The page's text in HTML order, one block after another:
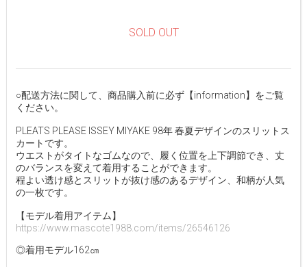
SOLD OUT
○配送方法に関して、商品購入前に必ず【information】をご覧
ください。
PLEATS PLEASE ISSEY MIYAKE 98年 春夏デザインのスリットス
カートです。
ウエストがタイトなゴムなので、履く位置を上下調節でき、丈
のバランスを変えて着用することができます。
程よい透け感とスリットが抜け感のあるデザイン、和柄が人気
の一枚です。
【モデル着用アイテム】
https://www.mascote1988.com/items/26546126
◎着用モデル162㎝